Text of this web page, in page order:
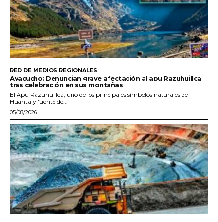
RED DE MEDIOS REGIONALES
Ayacucho: Denuncian grave afectación al apu Razuhuillca
tras celebración en sus montañas
El Apu Razuhuillca, uno de los principales símbolos naturales de
Huanta y fuente de...
05/08/2026